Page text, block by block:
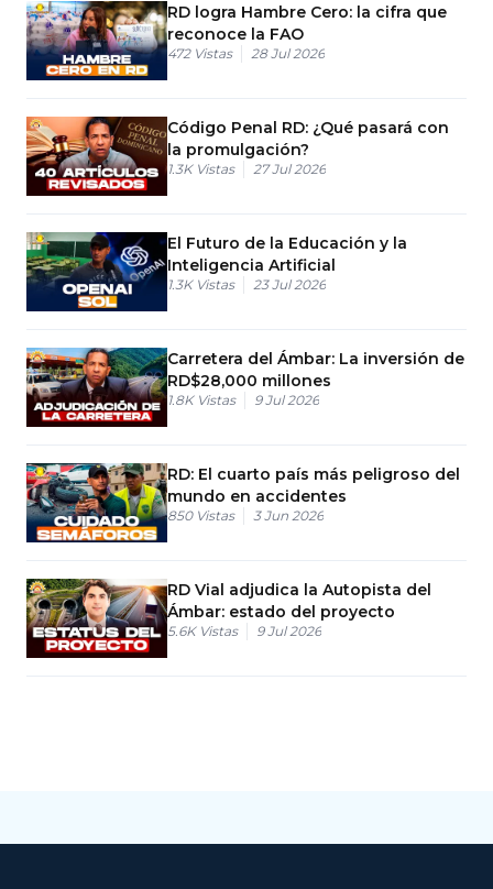
RD logra Hambre Cero: la cifra que
reconoce la FAO
472 Vistas 28 Jul 2026
Código Penal RD: ¿Qué pasará con
la promulgación?
1.3K Vistas 27 Jul 2026
El Futuro de la Educación y la
Inteligencia Artificial
1.3K Vistas 23 Jul 2026
Carretera del Ámbar: La inversión de
RD$28,000 millones
1.8K Vistas 9 Jul 2026
RD: El cuarto país más peligroso del
mundo en accidentes
850 Vistas 3 Jun 2026
RD Vial adjudica la Autopista del
Ámbar: estado del proyecto
5.6K Vistas 9 Jul 2026